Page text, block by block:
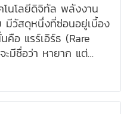
โนโลยีดิจิทัล พลังงาน
มีวัสดุหนึ่งที่ซ่อนอยู่เบื้อง
อ แรร์เอิร์ธ (Rare
ธรรมชาติไม่น้อย เพียง
ดให้บริสุทธิ์ และที่
ดไม่ได้ในเทคโนโลยี